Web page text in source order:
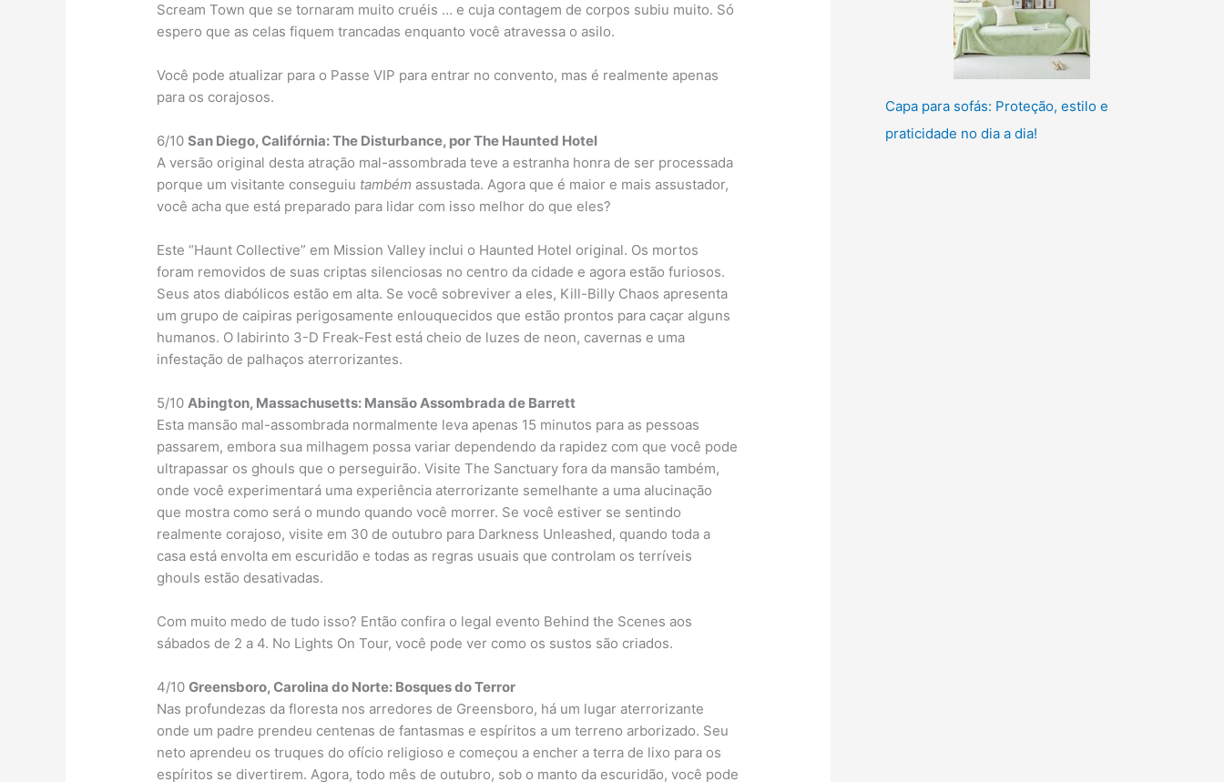
Scream Town que se tornaram muito cruéis … e cuja contagem de corpos subiu muito. Só
espero que as celas fiquem trancadas enquanto você atravessa o asilo.
Você pode atualizar para o Passe VIP para entrar no convento, mas é realmente apenas
para os corajosos.
6/10San Diego, Califórnia: The Disturbance, por The Haunted Hotel
A versão original desta atração mal-assombrada teve a estranha honra de ser processada
porque um visitante conseguiu também assustada. Agora que é maior e mais assustador,
você acha que está preparado para lidar com isso melhor do que eles?
Este “Haunt Collective” em Mission Valley inclui o Haunted Hotel original. Os mortos
foram removidos de suas criptas silenciosas no centro da cidade e agora estão furiosos.
Seus atos diabólicos estão em alta. Se você sobreviver a eles, Kill-Billy Chaos apresenta
um grupo de caipiras perigosamente enlouquecidos que estão prontos para caçar alguns
humanos. O labirinto 3-D Freak-Fest está cheio de luzes de neon, cavernas e uma
infestação de palhaços aterrorizantes.
5/10Abington, Massachusetts: Mansão Assombrada de Barrett
Esta mansão mal-assombrada normalmente leva apenas 15 minutos para as pessoas
passarem, embora sua milhagem possa variar dependendo da rapidez com que você pode
ultrapassar os ghouls que o perseguirão. Visite The Sanctuary fora da mansão também,
onde você experimentará uma experiência aterrorizante semelhante a uma alucinação
que mostra como será o mundo quando você morrer. Se você estiver se sentindo
realmente corajoso, visite em 30 de outubro para Darkness Unleashed, quando toda a
casa está envolta em escuridão e todas as regras usuais que controlam os terríveis
ghouls estão desativadas.
Com muito medo de tudo isso? Então confira o legal evento Behind the Scenes aos
sábados de 2 a 4. No Lights On Tour, você pode ver como os sustos são criados.
4/10Greensboro, Carolina do Norte: Bosques do Terror
Nas profundezas da floresta nos arredores de Greensboro, há um lugar aterrorizante
onde um padre prendeu centenas de fantasmas e espíritos a um terreno arborizado. Seu
neto aprendeu os truques do ofício religioso e começou a encher a terra de lixo para os
espíritos se divertirem. Agora, todo mês de outubro, sob o manto da escuridão, você pode
Capa para sofás: Proteção, estilo e
praticidade no dia a dia!